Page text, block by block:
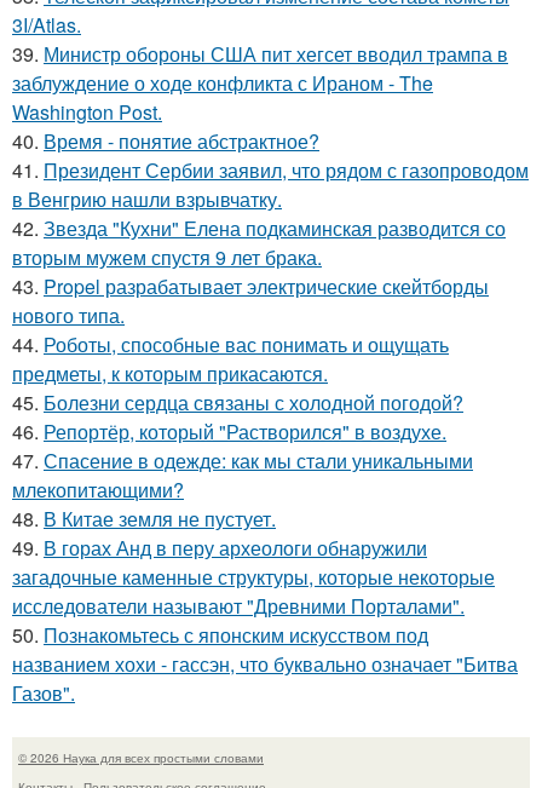
3I/Atlas.
39. Министр обороны США пит хегсет вводил трампа в
заблуждение о ходе конфликта с Ираном - The
Washington Post.
40. Время - понятие абстрактное?
41. Президент Сербии заявил, что рядом с газопроводом
в Венгрию нашли взрывчатку.
42. Звезда "Кухни" Елена подкаминская разводится со
вторым мужем спустя 9 лет брака.
43. Propel разрабатывает электрические скейтборды
нового типа.
44. Роботы, способные вас понимать и ощущать
предметы, к которым прикасаются.
45. Болезни сердца связаны с холодной погодой?
46. Репортёр, который "Растворился" в воздухе.
47. Спасение в одежде: как мы стали уникальными
млекопитающими?
48. В Китае земля не пустует.
49. В горах Анд в перу археологи обнаружили
загадочные каменные структуры, которые некоторые
исследователи называют "Древними Порталами".
50. Познакомьтесь с японским искусством под
названием хохи - гассэн, что буквально означает "Битва
Газов".
© 2026 Наука для всех простыми словами